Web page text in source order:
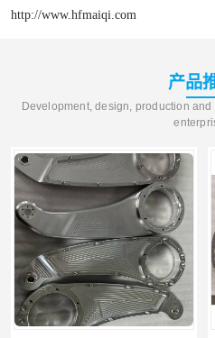
http://www.hfmaiqi.com
产品
Development, design, production